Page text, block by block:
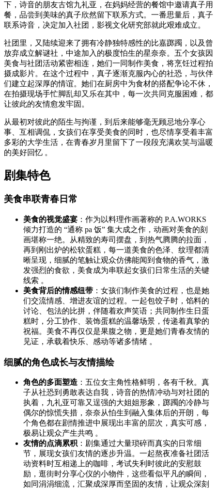
下，诗音的朋友古馆九礼亚，在妈妈经营的餐馆中邀请真子用
餐，品尝到美味的真子欣然留下联系方式。一番思量后，真子
联系诗音，决定加入社团，影视文化研究部就此艰难成立。
社团里，又陆续迎来了拥有冷静独特感性的比嘉踯躅，以及曾
放弃成立解谜社，中途加入的极度怕生的星奈奈。五个女孩因
美食与社团活动紧密相连，她们一同制作美食，将烹饪过程拍
摄成影片。在这个过程中，真子逐渐克服内心的社恐，与伙伴
们建立起深厚的情谊。她们在厨房中为食材的搭配争论不休，
在拍摄现场手忙脚乱却又乐在其中，每一次共同克服困难，都
让彼此的友情愈发牢固。
从最初对彼此的陌生与拘谨，到后来能够毫无顾忌地分享心
事、互相调侃，女孩们在享受美食的同时，也尽情享受着丰富
多彩的大学生活，在青春岁月里留下了一段段充满欢笑与温暖
的美好回忆 。
剧集特色
美食串联青春日常
美食的视觉盛宴 ：作为以料理作画著称的 P.A.WORKS
倾力打造的 “通称 pa 饭” 集大成之作，动画对美食的刻
画堪称一绝。从精致的寿司摆盘，到热气腾腾的拉面，
再到刚出炉的松软蛋糕，每一道美食的色泽、纹理都清
晰呈现，细腻的笔触让观众仿佛能闻到食物的香气，激
发强烈的食欲，美食成为串联起女孩们日常生活的关键
线索 。
美食背后的情感纽带 ：女孩们制作美食的过程，也是她
们交流情感、增进友谊的过程。一起包饺子时，馅料的
讨论、包法的比拼，伴随着欢声笑语；共同制作生日蛋
糕时，分工协作、装饰蛋糕的温馨场景，传递着真挚的
祝福。美食不再仅仅是果腹之物，更是她们青春友情的
见证，承载着快乐、感动等诸多情绪 。
细腻的角色成长与友情描绘
角色的多面塑造 ：五位女主角性格鲜明，各有千秋。真
子从社恐到勇敢表达自我，诗音的热情冲动与对社团的
执着，九礼亚可靠又逞强的大姐姐形象，踯躅的冷静与
偶尔的惊慌失措，奈奈从怕生到融入集体后的开朗，每
个角色都在剧情推进中展现出丰富的层次，真实可感，
极易让观众产生共鸣 。
友情的点滴累积 ：剧集通过大量琐碎而真实的日常细
节，展现女孩们友情的逐步升温。一起熬夜准备社团活
动资料时互相递上的咖啡，考试失利时彼此的安慰鼓
励，逛街时分享心仪的小物件，这些看似平凡的瞬间，
如同涓涓细流，汇聚成深厚而坚固的友情，让观众深刻